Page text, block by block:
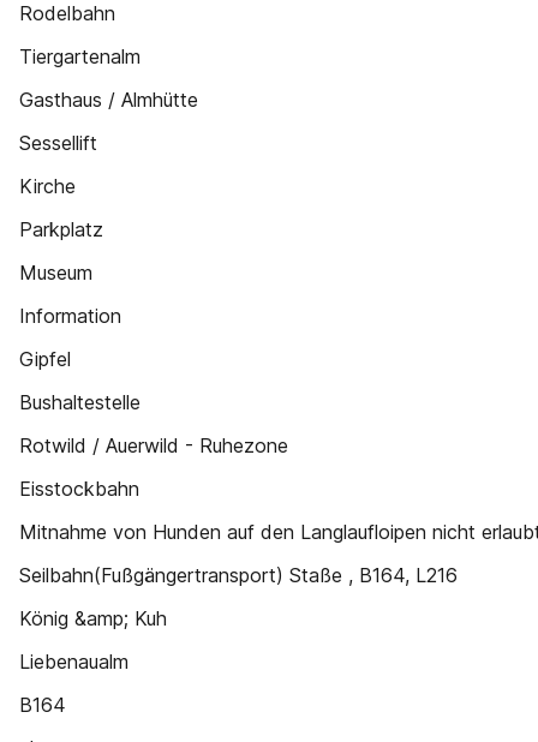
Rodelbahn
Tiergartenalm
Gasthaus / Almhütte
Sessellift
Kirche
Parkplatz
Museum
Information
Gipfel
Bushaltestelle
Rotwild / Auerwild - Ruhezone
Eisstockbahn
Mitnahme von Hunden auf den Langlaufloipen nicht
Seilbahn(Fußgängertransport) Staße , B164, L216
König &amp; Kuh
Liebenaualm
B164